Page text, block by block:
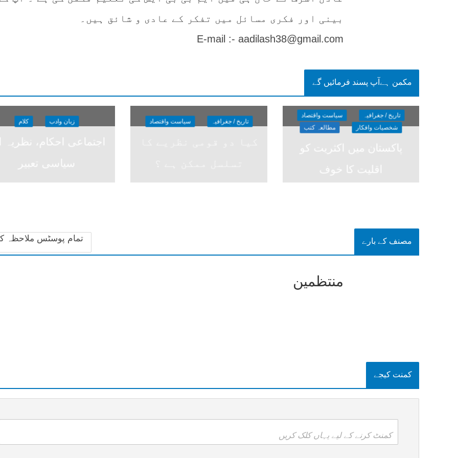
بینی اور فکری مسائل میں تفکر کے عادی و شائق ہیں۔
E-mail :- aadilash38@gmail.com
مکمن ہےآپ پسند فرمائیں گے
تاریخ / جغرافیہ
سیاست واقتصاد
شخصیات وافکار
مطالعہ کتب
پاکستان میں اکثریت کو
اقلیت کا خوف
تاریخ / جغرافیہ سیاست واقتصاد زبان وادب کلام
اجتماعی احکام، نظریہ
سیاسی تعبیر
مصنف کے بارے تمام پوسٹس ملاحظہ
منتظمین
کمنت کیجے
کمنٹ کرنے کے لیے یہاں کلک کریں